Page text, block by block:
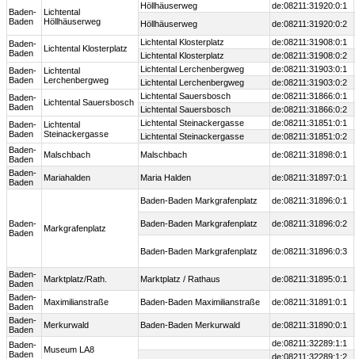
Baden-
Baden
Lichtental
Höllhäuserweg
Höllhäuserweg
de:08211:31920:0:1
Höllhäuserweg
de:08211:31920:0:2
Baden-
Baden
Lichtental Klosterplatz
Lichtental Klosterplatz
de:08211:31908:0:1
Lichtental Klosterplatz
de:08211:31908:0:2
Baden-
Baden
Lichtental
Lerchenbergweg
Lichtental Lerchenbergweg
de:08211:31903:0:1
Lichtental Lerchenbergweg
de:08211:31903:0:2
Baden-
Baden
Lichtental Sauersbosch
Lichtental Sauersbosch
de:08211:31866:0:1
Lichtental Sauersbosch
de:08211:31866:0:2
Baden-
Baden
Lichtental
Steinackergasse
Lichtental Steinackergasse
de:08211:31851:0:1
Lichtental Steinackergasse
de:08211:31851:0:2
Baden-
Baden
Malschbach Malschbach
de:08211:31898:0:1
Baden-
Baden
Mariahalden Maria Halden de:08211:31897:0:1
Baden-
Baden
Markgrafenplatz
Baden-Baden Markgrafenplatz de:08211:31896:0:1
Baden-Baden Markgrafenplatz de:08211:31896:0:2
Baden-Baden Markgrafenplatz de:08211:31896:0:3
Baden-
Baden
Marktplatz/Rath. Marktplatz / Rathaus
de:08211:31895:0:1
Baden-
Baden
Maximilianstraße Baden-Baden Maximilianstraße
de:08211:31891:0:1
Baden-
Baden
Merkurwald Baden-Baden Merkurwald de:08211:31890:0:1
Baden-
Baden
Museum LA8
de:08211:32289:1:1
de:08211:32289:1:2